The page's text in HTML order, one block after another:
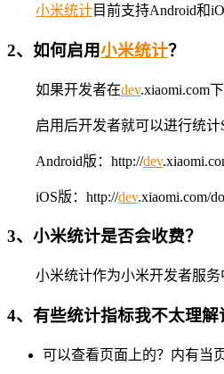
小米统计目前支持Android和
2、如何启用小米统计？
如果开发者在dev.xiaomi.com
启用后开发者就可以进行统
Android版：http://dev
iOS版：http://dev.xiaomi.com/
3、小米统计是否会收费？
小米统计作为小米开发者服
4、有些统计指标我不太理解
可以查看页面上的？内有当